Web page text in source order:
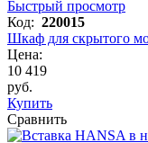
Быстрый просмотр
Код: 220015
Шкаф для скрытого
Цена:
10 419
руб.
Купить
Сравнить